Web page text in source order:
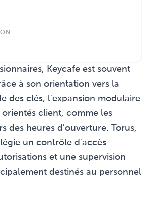
Keycafe est souvent
à son orientation vers la
des clés, l'expansion modulaire
orientés client, comme les
des heures d'ouverture. Torus,
un contrôle d'accès
et une supervision
destinés au personnel